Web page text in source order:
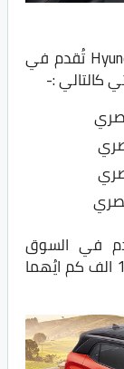
كما وضحت لكم فسيارة Hyundai Creta 2021 تُقدم في
كالتالي :-
في السوق
المصري بضمان يصل الى 5 سنوات او 100 الف كم ايُهما